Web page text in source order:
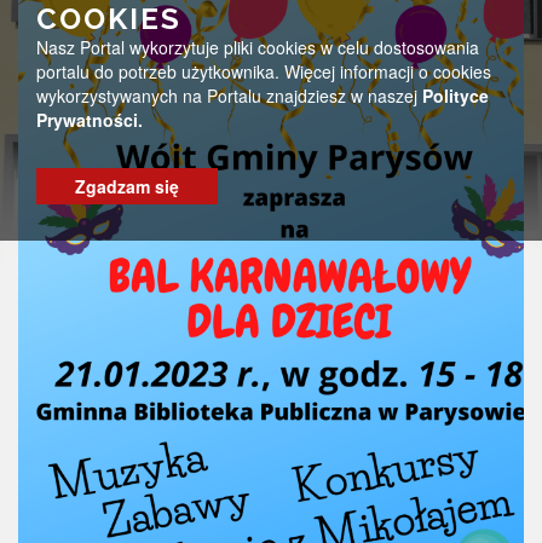
COOKIES
Nasz Portal wykorzytuje pliki cookies w celu dostosowania
portalu do potrzeb użytkownika. Więcej informacji o cookies
wykorzystywanych na Portalu znajdziesz w naszej Polityce
Prywatności.
Zgadzam się